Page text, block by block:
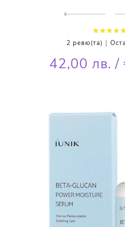
2 ревю(та) |
42,00 лв. /